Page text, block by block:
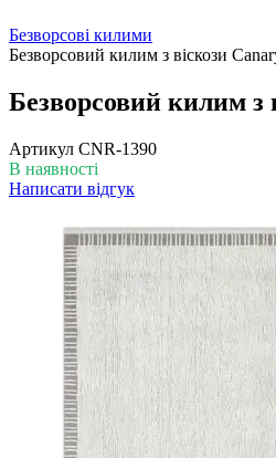
Безворсові килими
Безворсовий килим з віскози
Безворсовий килим з
Артикул CNR-1390
В наявності
Написати відгук